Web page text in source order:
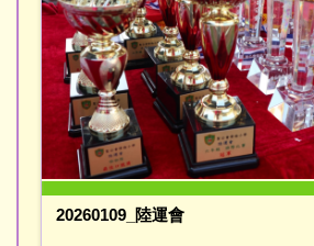
20260109_陸運會